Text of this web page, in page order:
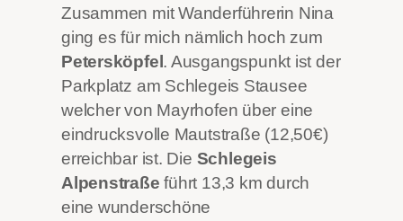
Zusammen mit Wanderführerin Nina
ging es für mich nämlich hoch zum
Petersköpfel . Ausgangspunkt ist der
Parkplatz am Schlegeis Stausee
welcher von Mayrhofen über eine
eindrucksvolle Mautstraße (12,50€)
erreichbar ist. Die Schlegeis
Alpenstraße führt 13,3 km durch
eine wunderschöne